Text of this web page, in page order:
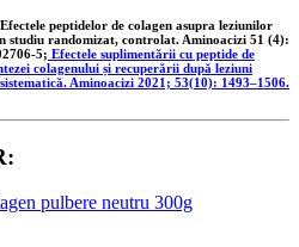
peptidelor de colagen asupra leziunilor
studiu randomizat, controlat. Aminoacizi 51 (4):
5; Efectele suplimentării cu peptide de
colagenului și recuperării după leziuni
Aminoacizi 2021; 53(10): 1493–1506.